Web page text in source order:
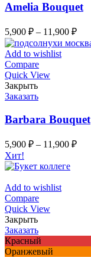
Amelia Bouquet
5,900 ₽ – 11,900 ₽
Add to wishlist
Compare
Quick View
Закрыть
Заказать
Barbara Bouquet
5,900 ₽ – 11,900 ₽
Хит!
Add to wishlist
Compare
Quick View
Закрыть
Заказать
Красный
Оранжевый